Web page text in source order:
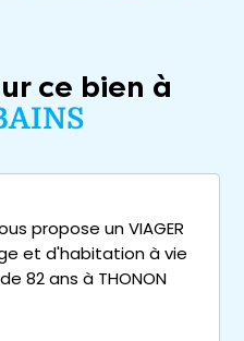
ce bien à
propose un VIAGER
et d'habitation à vie
82 ans à THONON